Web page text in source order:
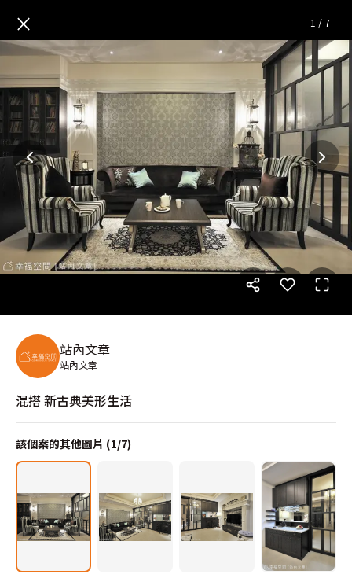
混搭 新古典美形生活 — 完整
× 1 / 7
站內文章
站內文章
混搭 新古典美形生活
該個案的其他圖片 (1/7)